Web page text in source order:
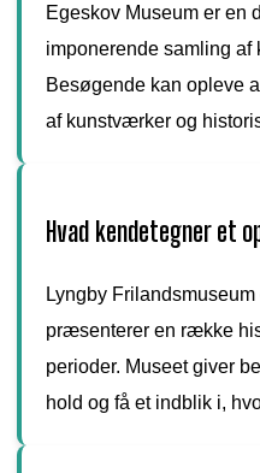
Egeskov Museum er en
imponerende samling af
Besøgende kan opleve
af kunstværker og
Hvad kendetegner et
Lyngby
præsenterer en række
perioder. Museet giver
hold og få et indblik i,